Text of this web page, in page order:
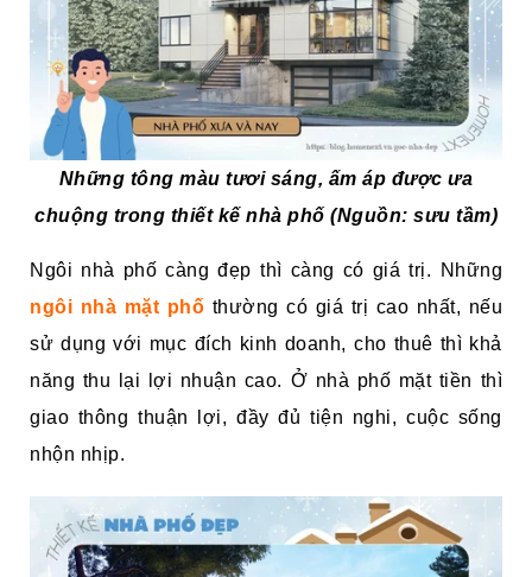
Những tông màu tươi sáng, ấm áp được ưa
chuộng trong thiết kế nhà phố (Nguồn: sưu tầm)
Ngôi nhà phố càng đẹp thì càng có giá trị. Những
ngôi nhà mặt phố thường có giá trị cao nhất, nếu
sử dụng với mục đích kinh doanh, cho thuê thì khả
năng thu lại lợi nhuận cao. Ở nhà phố mặt tiền thì
giao thông thuận lợi, đầy đủ tiện nghi, cuộc sống
nhộn nhịp.